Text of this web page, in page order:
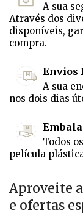
A sua
Através dos
disponíveis,
compra.
Envios
A sua
nos dois dias
Todos
película
Aproveite
e ofertas